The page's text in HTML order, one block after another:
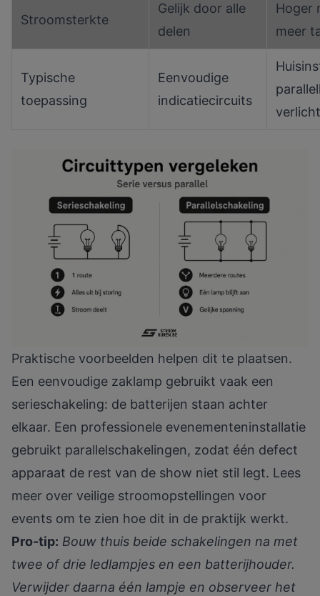
Stroomsterkte
Gelijk door alle
delen
Hoger
meer
Typische
toepassing
Eenvoudige
indicatiecircuits
Praktische voorbeelden helpen dit te plaatsen.
Een eenvoudige zaklamp gebruikt vaak een
serieschakeling: de batterijen staan achter
elkaar. Een professionele evenementeninstallatie
gebruikt parallelschakelingen, zodat één defect
apparaat de rest van de show niet stil legt. Lees
meer over veilige stroomopstellingen voor
events om te zien hoe dit in de praktijk werkt.
Pro-tip: Bouw thuis beide schakelingen na met
twee of drie ledlampjes en een batterijhouder.
Verwijder daarna één lampje en observeer het